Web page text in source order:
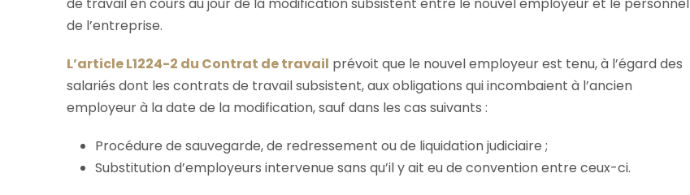
de l’entreprise.
L’article L1224-2 du Contrat de travail prévoit que le nouvel employeur est tenu, à l’égard des
salariés dont les contrats de travail subsistent, aux obligations qui incombaient à l’ancien
employeur à la date de la modification, sauf dans les cas suivants :
Procédure de sauvegarde, de redressement ou de liquidation judiciaire ;
Substitution d’employeurs intervenue sans qu’il y ait eu de convention entre ceux-ci.